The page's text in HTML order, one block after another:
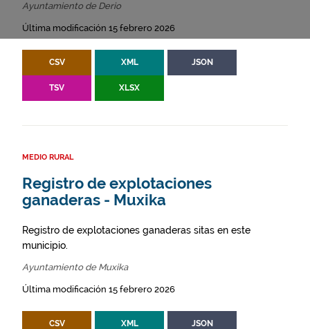
Ayuntamiento de Derio
Última modificación 15 febrero 2026
CSV XML JSON
TSV XLSX
MEDIO RURAL
Registro de explotaciones
ganaderas - Muxika
Registro de explotaciones ganaderas sitas en este
municipio.
Ayuntamiento de Muxika
Última modificación 15 febrero 2026
CSV XML JSON